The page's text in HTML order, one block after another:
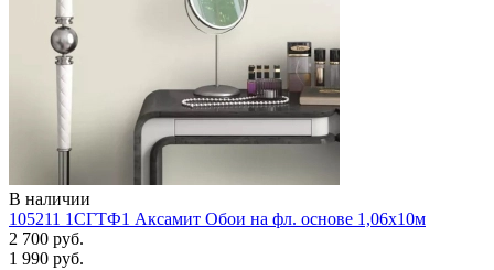
В наличии
105211 1СГТФ1 Аксамит Обои на фл. основе 1,06х10м
2 700 руб.
1 990 руб.